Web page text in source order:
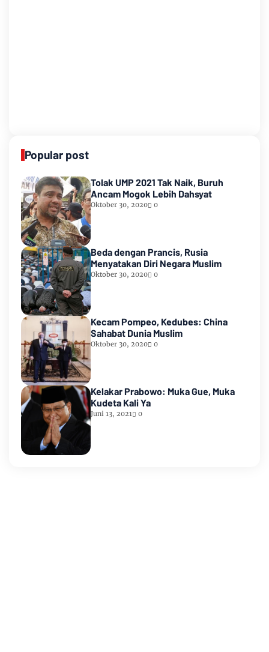
Popular post
Tolak UMP 2021 Tak Naik, Buruh
Ancam Mogok Lebih Dahsyat
Oktober 30, 2020 0
Beda dengan Prancis, Rusia
Menyatakan Diri Negara Muslim
Oktober 30, 2020 0
Kecam Pompeo, Kedubes: China
Sahabat Dunia Muslim
Oktober 30, 2020 0
Kelakar Prabowo: Muka Gue, Muka
Kudeta Kali Ya
Juni 13, 2021 0